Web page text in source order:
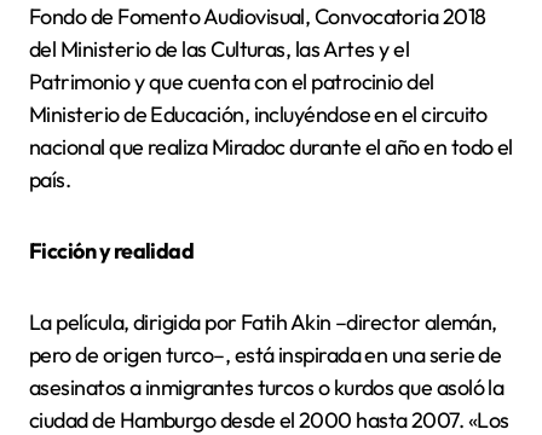
Fondo de Fomento Audiovisual, Convocatoria 2018
del Ministerio de las Culturas, las Artes y el
Patrimonio y que cuenta con el patrocinio del
Ministerio de Educación, incluyéndose en el circuito
nacional que realiza Miradoc durante el año en todo el
país.
Ficción y realidad
La película, dirigida por Fatih Akin –director alemán,
pero de origen turco–, está inspirada en una serie de
asesinatos a inmigrantes turcos o kurdos que asoló la
ciudad de Hamburgo desde el 2000 hasta 2007. «Los